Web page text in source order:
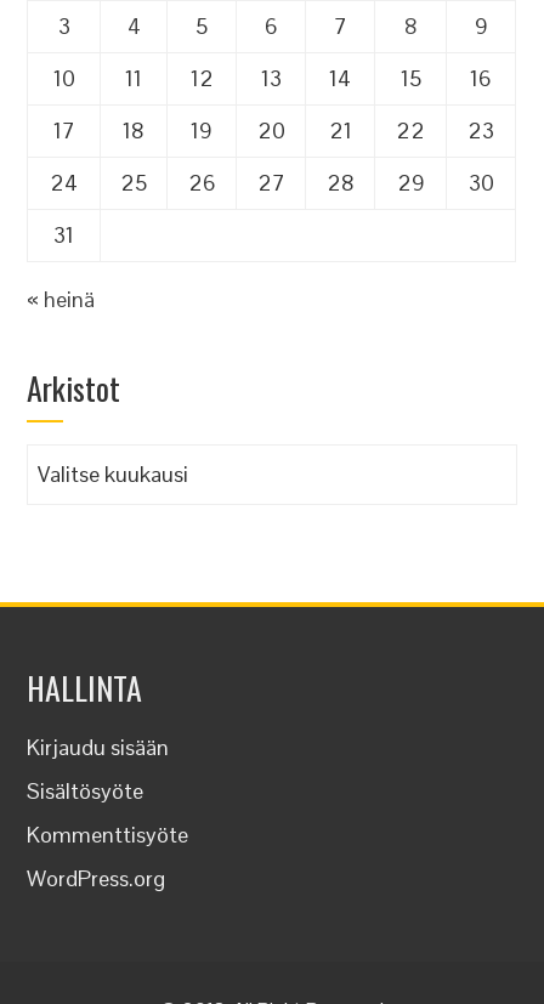
3
4 5 6 7 8
9
10
11 12 13 14 15
16
17
18 19 20 21 22
23
24
25 26 27 28 29
30
31
« heinä
Arkistot
Arkistot
HALLINTA
Kirjaudu sisään
Sisältösyöte
Kommenttisyöte
WordPress.org